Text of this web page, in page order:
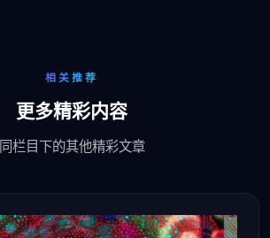
相关推荐
更多精彩内容
同栏目下的其他精彩文章